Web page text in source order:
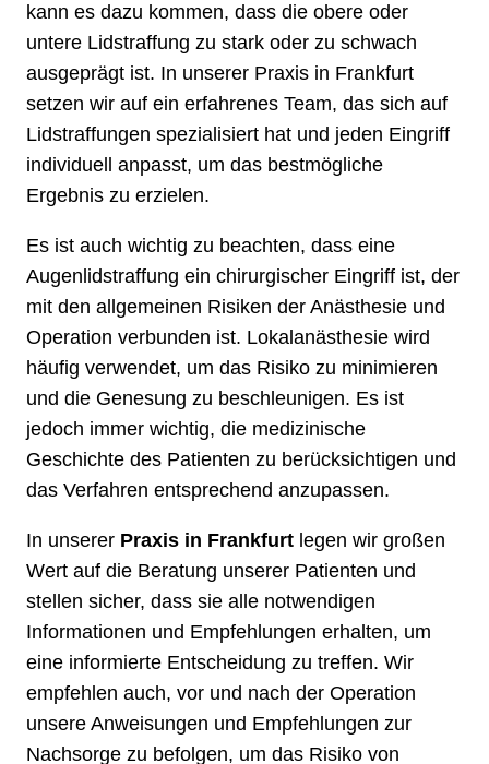
kann es dazu kommen, dass die obere oder
untere Lidstraffung zu stark oder zu schwach
ausgeprägt ist. In unserer Praxis in Frankfurt
setzen wir auf ein erfahrenes Team, das sich auf
Lidstraffungen spezialisiert hat und jeden Eingriff
individuell anpasst, um das bestmögliche
Ergebnis zu erzielen.
Es ist auch wichtig zu beachten, dass eine
Augenlidstraffung ein chirurgischer Eingriff ist, der
mit den allgemeinen Risiken der Anästhesie und
Operation verbunden ist. Lokalanästhesie wird
häufig verwendet, um das Risiko zu minimieren
und die Genesung zu beschleunigen. Es ist
jedoch immer wichtig, die medizinische
Geschichte des Patienten zu berücksichtigen und
das Verfahren entsprechend anzupassen.
In unserer Praxis in Frankfurt legen wir großen
Wert auf die Beratung unserer Patienten und
stellen sicher, dass sie alle notwendigen
Informationen und Empfehlungen erhalten, um
eine informierte Entscheidung zu treffen. Wir
empfehlen auch, vor und nach der Operation
unsere Anweisungen und Empfehlungen zur
Nachsorge zu befolgen, um das Risiko von